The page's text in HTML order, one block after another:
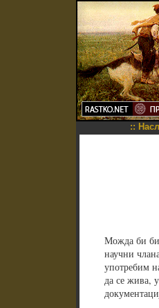
::
Можда би
научни
употребим
да се жива,